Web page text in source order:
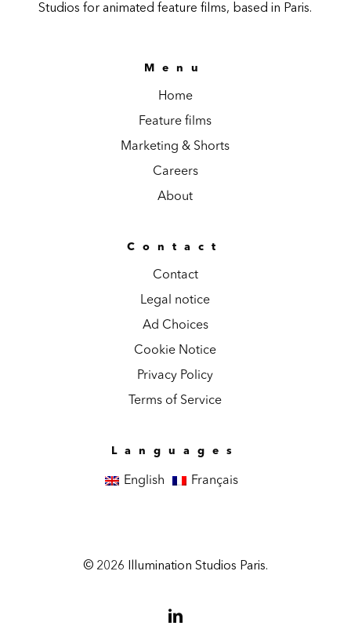
Studios for animated feature films, based in Paris.
Menu
Home
Feature films
Marketing & Shorts
Careers
About
Contact
Contact
Legal notice
Ad Choices
Cookie Notice
Privacy Policy
Terms of Service
Languages
English Français
© 2026 Illumination Studios Paris.
linkedin